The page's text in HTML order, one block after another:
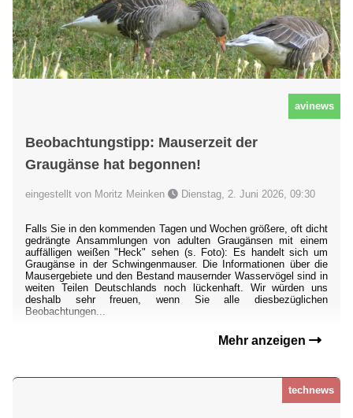
avinews
Beobachtungstipp: Mauserzeit der
Graugänse hat begonnen!
eingestellt von Moritz Meinken Dienstag, 2. Juni 2026, 09:30
Falls Sie in den kommenden Tagen und Wochen größere, oft dicht
gedrängte Ansammlungen von adulten Graugänsen mit einem
auffälligen weißen "Heck" sehen (s. Foto): Es handelt sich um
Graugänse in der Schwingenmauser. Die Informationen über die
Mausergebiete und den Bestand mausernder Wasservögel sind in
weiten Teilen Deutschlands noch lückenhaft. Wir würden uns
deshalb sehr freuen, wenn Sie alle diesbezüglichen
Beobachtungen...
Mehr anzeigen
technews